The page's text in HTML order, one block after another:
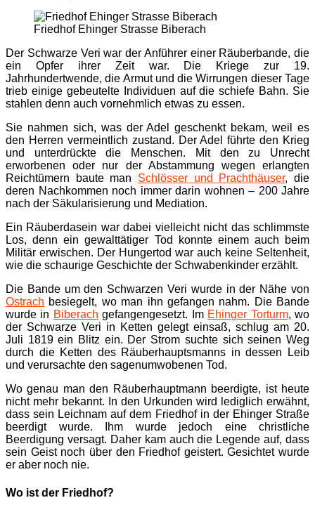
Friedhof Ehinger Strasse Biberach
Der Schwarze Veri war der Anführer einer Räuberbande, die
ein Opfer ihrer Zeit war. Die Kriege zur 19.
Jahrhundertwende, die Armut und die Wirrungen dieser Tage
trieb einige gebeutelte Individuen auf die schiefe Bahn. Sie
stahlen denn auch vornehmlich etwas zu essen.
Sie nahmen sich, was der Adel geschenkt bekam, weil es
den Herren vermeintlich zustand. Der Adel führte den Krieg
und unterdrückte die Menschen. Mit den zu Unrecht
erworbenen oder nur der Abstammung wegen erlangten
Reichtümern baute man Schlösser und Prachthäuser, die
deren Nachkommen noch immer darin wohnen – 200 Jahre
nach der Säkularisierung und Mediation.
Ein Räuberdasein war dabei vielleicht nicht das schlimmste
Los, denn ein gewalttätiger Tod konnte einem auch beim
Militär erwischen. Der Hungertod war auch keine Seltenheit,
wie die schaurige Geschichte der Schwabenkinder erzählt.
Die Bande um den Schwarzen Veri wurde in der Nähe von
Ostrach besiegelt, wo man ihn gefangen nahm. Die Bande
wurde in Biberach gefangengesetzt. Im Ehinger Torturm, wo
der Schwarze Veri in Ketten gelegt einsaß, schlug am 20.
Juli 1819 ein Blitz ein. Der Strom suchte sich seinen Weg
durch die Ketten des Räuberhauptsmanns in dessen Leib
und verursachte den sagenumwobenen Tod.
Wo genau man den Räuberhauptmann beerdigte, ist heute
nicht mehr bekannt. In den Urkunden wird lediglich erwähnt,
dass sein Leichnam auf dem Friedhof in der Ehinger Straße
beerdigt wurde. Ihm wurde jedoch eine christliche
Beerdigung versagt. Daher kam auch die Legende auf, dass
sein Geist noch über den Friedhof geistert. Gesichtet wurde
er aber noch nie.
Wo ist der Friedhof?